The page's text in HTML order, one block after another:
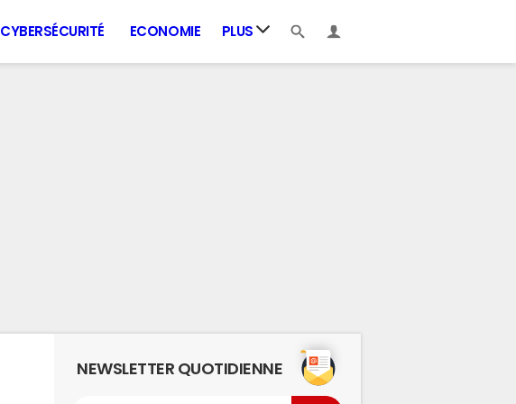
CYBERSÉCURITÉ ECONOMIE PLUS
NEWSLETTER QUOTIDIENNE